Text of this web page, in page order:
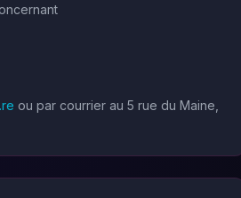
ou par courrier au 5 rue du Maine,